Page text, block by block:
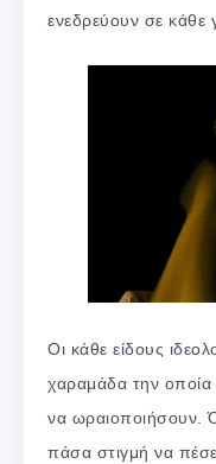
ενεδρεύουν σε κάθε
Οι κάθε είδους
χαραμάδα την
να ωραιοποιήσουν.
πάσα στιγμή να